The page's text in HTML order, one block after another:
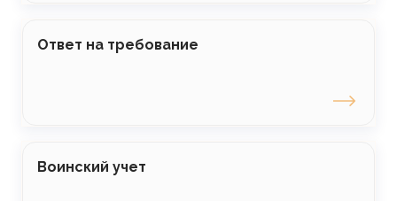
Ответ на требование
Воинский учет